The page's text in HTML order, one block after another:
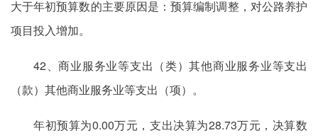
大于年初预算数的主要原因是：预算编制调整，对公路养护
项目投入增加。
42、商业服务业等支出（类）其他商业服务业等支出
（款）其他商业服务业等支出（项）。
年初预算为0.00万元，支出决算为28.73万元，决算数